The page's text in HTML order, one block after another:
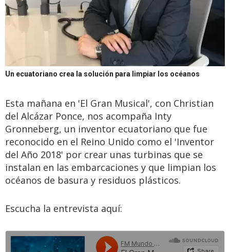
Un ecuatoriano crea la solución para limpiar los océanos
Esta mañana en 'El Gran Musical', con Christian
del Alcázar Ponce, nos acompaña Inty
Gronneberg, un inventor ecuatoriano que fue
reconocido en el Reino Unido como el 'Inventor
del Año 2018' por crear unas turbinas que se
instalan en las embarcaciones y que limpian los
océanos de basura y residuos plásticos.
Escucha la entrevista aquí: